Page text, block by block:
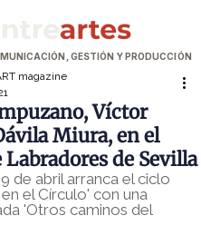
GESTIÓN Y PRODUCCIÓN
Víctor
Miura, en el
de Sevilla
magazine
de abril arranca el ciclo
el Círculo' con una
'Otros caminos del